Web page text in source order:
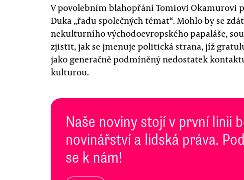
V povolebním blahopřání Tomiovi Okamurovi
Duka „řadu společných témat“. Mohlo by se
nekulturního východoevropského papaláše,
zjistit, jak se jmenuje politická strana, jíž
jako generačně podmíněný nedostatek
kulturou.
Naše noviny stojí v první linii
novinářství a lidská práva.
se k nám!